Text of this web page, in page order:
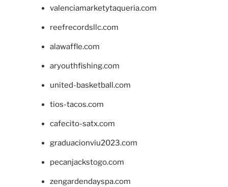
valenciamarketytaqueria.com
reefrecordsllc.com
alawaffle.com
aryouthfishing.com
united-basketball.com
tios-tacos.com
cafecito-satx.com
graduacionviu2023.com
pecanjackstogo.com
zengardendayspa.com